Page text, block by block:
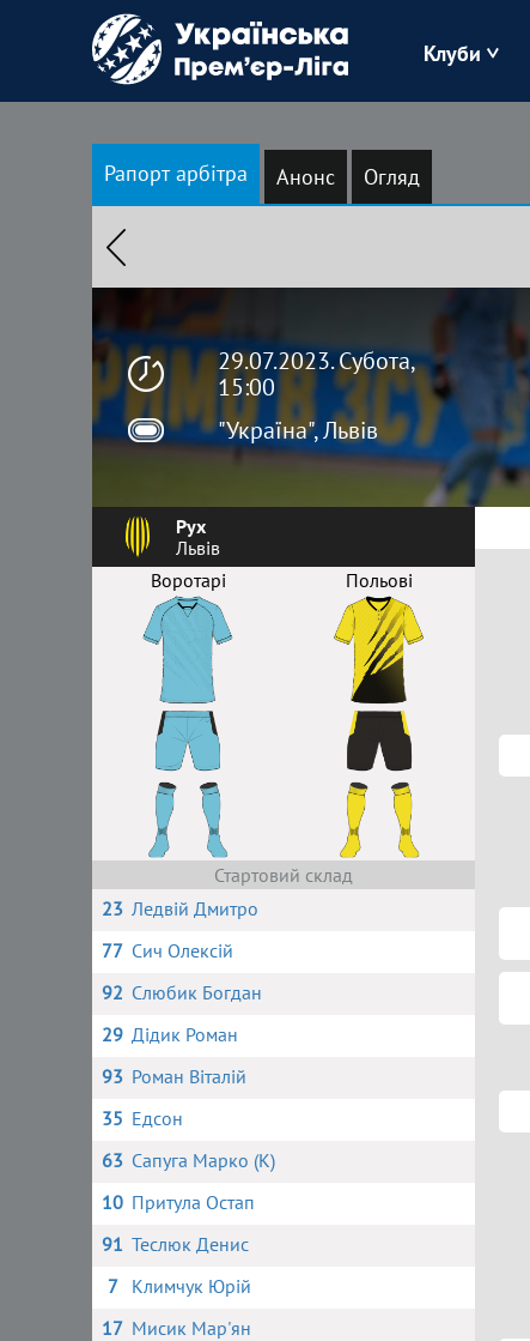
Клуби
Зоря
Полісся
Рапорт арбітра Анонс Огляд
29.07.2023. Субота,
15:00
"Україна", Львів
Рух
Львів
Воротарі
Польові
Стартовий склад
23 Ледвій Дмитро
77 Сич Олексій
92 Слюбик Богдан
29 Дідик Роман
93 Роман Віталій
35 Едсон
63 Сапуга Марко (К)
10 Притула Остап
91 Теслюк Денис
7
Климчук Юрій
17 Мисик Мар'ян